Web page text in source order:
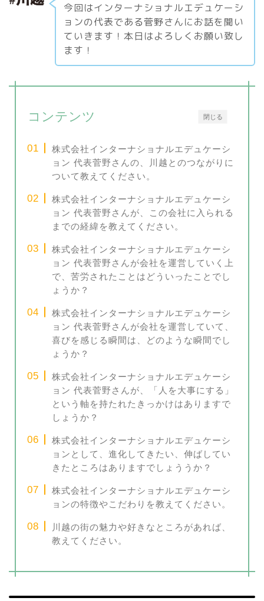
今回はインターナショナルエデュケーシ
ョンの代表である菅野さんにお話を聞い
ていきます！本日はよろしくお願い致し
ます！
閉じる
コンテンツ
株式会社インターナショナルエデュケーシ
ョン 代表菅野さんの、川越とのつながりに
ついて教えてください。
株式会社インターナショナルエデュケーシ
ョン 代表菅野さんが、この会社に入られる
までの経緯を教えてください。
株式会社インターナショナルエデュケーシ
ョン 代表菅野さんが会社を運営していく上
で、苦労されたことはどういったことでし
ょうか？
株式会社インターナショナルエデュケーシ
ョン 代表菅野さんが会社を運営していて、
喜びを感じる瞬間は、どのような瞬間でし
ょうか？
株式会社インターナショナルエデュケーシ
ョン 代表菅野さんが、「人を大事にする」
という軸を持たれたきっかけはありますで
しょうか？
株式会社インターナショナルエデュケーシ
ョンとして、進化してきたい、伸ばしてい
きたところはありますでしょううか？
株式会社インターナショナルエデュケーシ
ョンの特徴やこだわりを教えてください。
川越の街の魅力や好きなところがあれば、
教えてください。